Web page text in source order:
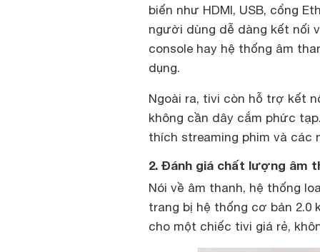
biến như HDMI, USB, cổng
người dùng dễ dàng kết nối
console hay hệ thống âm
dụng.
Ngoài ra, tivi còn hỗ trợ kết
không cần dây cắm phức
thích streaming phim và các
2. Đánh giá chất lượng âm
Nói về âm thanh, hệ thống
trang bị hệ thống cơ bản 2.0
cho một chiếc tivi giá rẻ,